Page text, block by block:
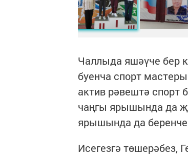
Чаллыда яшәүче бер
буенча спорт
актив рәвештә
чаңгы ярышында да
ярышында да
Исегезгә төшерәбез,